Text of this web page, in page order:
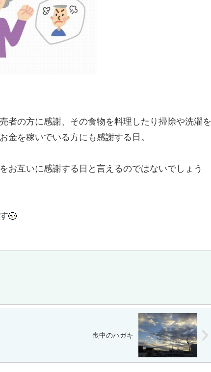
者の方に感謝、その食物を料理したり掃除や洗濯を
金を稼いでいる方にも感謝する日。
お互いに感謝する日と言えるのではないでしょう
喪中のハガキ